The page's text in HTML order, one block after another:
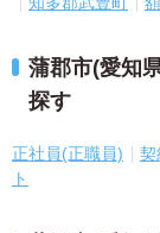
蒲郡市(愛知
探す
正社員(正職員) 契
ト